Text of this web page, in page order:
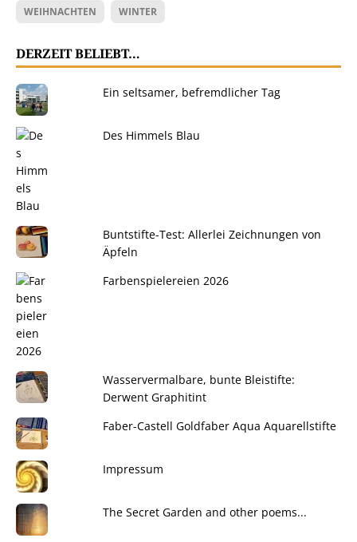
WEIHNACHTEN WINTER
DERZEIT BELIEBT…
Ein seltsamer, befremdlicher Tag
Des Himmels Blau
Buntstifte-Test: Allerlei Zeichnungen von
Äpfeln
Farbenspielereien 2026
Wasservermalbare, bunte Bleistifte:
Derwent Graphitint
Faber-Castell Goldfaber Aqua Aquarellstifte
Impressum
The Secret Garden and other poems...